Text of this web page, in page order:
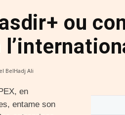
ou
BelHadj Ali
en
entame son